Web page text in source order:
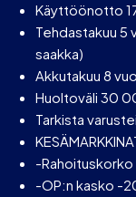
Käyttöönotto
Tehdastakuu 5
saakka)
Akkutakuu 8
Huoltoväli 30
Tarkista
-Rahoituskorko
-OP:n kasko -